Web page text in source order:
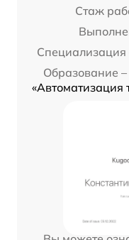
Стаж
Специализация
Образование –
«Автоматизация